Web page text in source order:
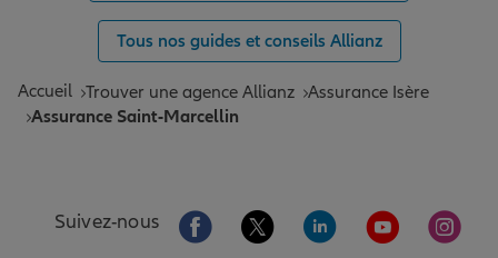
Tous nos guides et conseils Allianz
Accueil Trouver une agence Allianz Assurance Isère
Assurance Saint-Marcellin
Suivez-nous Aller sur la page Facebook de Allianz
Aller sur la page Twitter de
Aller sur la page
Aller sur la
Aller